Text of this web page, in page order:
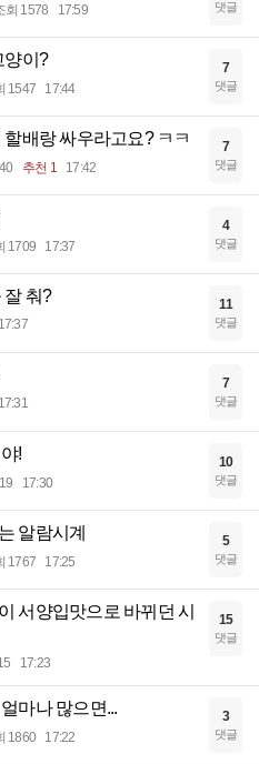
회 1578 17:59 댓글
양이?
1547 17:44
7
댓글
배랑 싸우라고요? ㅋㅋ
추천 1 17:42
7
댓글
1709 17:37
4
댓글
잘 춰?
17:37
11
댓글
17:31
7
댓글
!
17:30
10
댓글
알람시계
1767 17:25
5
댓글
서양입맛으로 바뀌던 시
17:23
15
댓글
마나 많으면...
1860 17:22
3
댓글